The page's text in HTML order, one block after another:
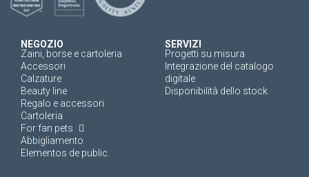
NEGOZIO
Zaini, borse e cartoleria
Accessori
Calzature
Beauty line
Regalo e accessori
Cartoleria
For fan pets
Abbigliamento
Elementos de public.
SERVIZI
Progetti su misura
Integrazione del catalogo
digitale
Disponibilità dello stock